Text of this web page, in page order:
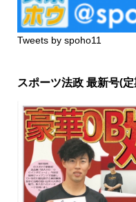
Tweets by spoho11
スポーツ法政 最新号(